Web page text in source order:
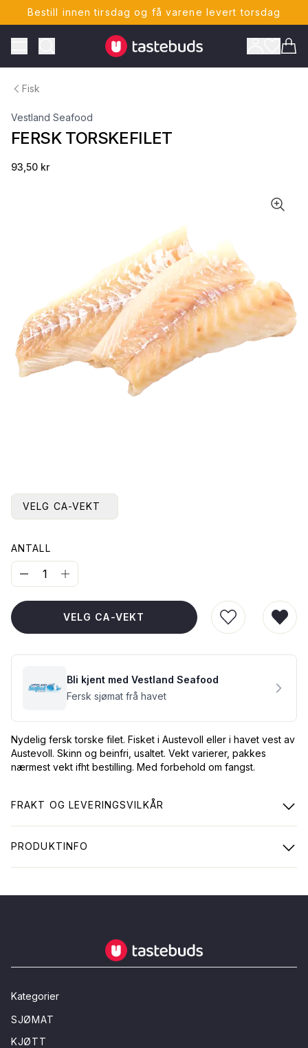
Bestill innen tirsdag og få varene levert torsdag
Toggle Menu
Tastebuds - Lokalmat rett hjem
Fisk
Vestland Seafood
FERSK TORSKEFILET
93,50 kr
VELG CA-VEKT
ANTALL
VELG CA-VEKT
LEGG TIL I
Bli kjent med Vestland Seafood
Fersk sjømat frå havet
Nydelig fersk torske filet. Fisket i Austevoll eller i havet vest av
Austevoll. Skinn og beinfri, usaltet. Vekt varierer, pakkes
nærmest vekt ifht bestilling. Med forbehold om fangst.
FRAKT OG LEVERINGSVILKÅR
PRODUKTINFO
Tastebuds - Lokalmat rett hjem
Kategorier
SJØMAT
KJØTT